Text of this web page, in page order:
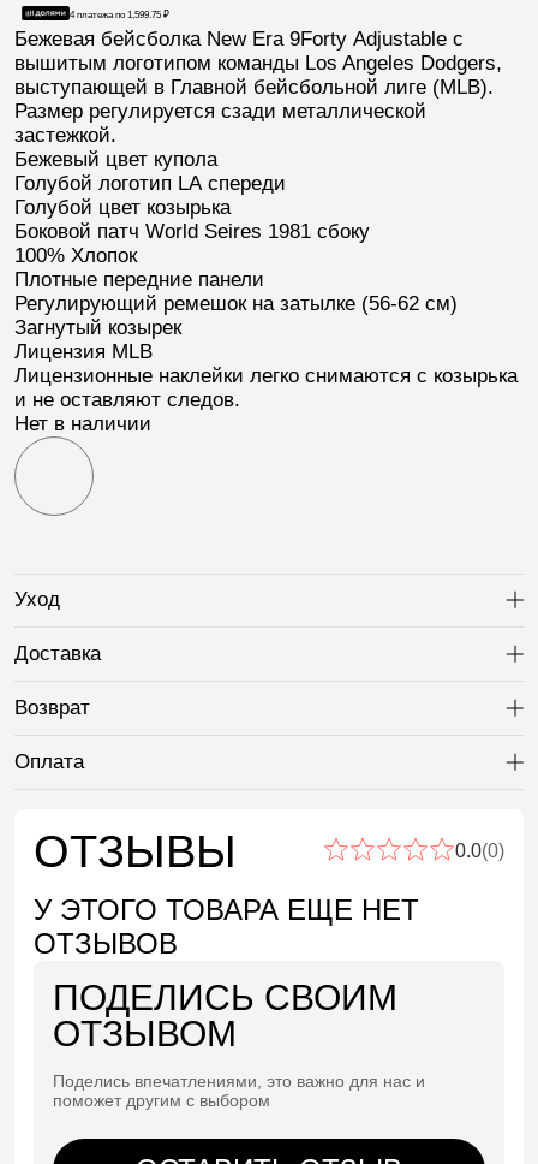
4 платежа по 1,599.75 ₽
Бежевая бейсболкаNew Era 9FortyAdjustable с
вышитым логотипом команды Los Angeles Dodgers,
выступающей в Главной бейсбольной лиге (MLB).
Размер регулируется сзади металлической
застежкой.
Бежевый цвет купола
Голубой логотип LAспереди
Голубой цвет козырька
Боковой патч World Seires 1981 сбоку
100% Хлопок
Плотные передние панели
Регулирующий ремешок на затылке (56-62 см)
Загнутый козырек
Лицензия MLB
Лицензионные наклейки легко снимаются с козырька
и не оставляют следов.
Нет в наличии
Уход
Доставка
Возврат
Оплата
ОТЗЫВЫ 0.0(0)
У ЭТОГО ТОВАРА ЕЩЕ НЕТ
ОТЗЫВОВ
ПОДЕЛИСЬ СВОИМ
ОТЗЫВОМ
Поделись впечатлениями, это важно для нас и
поможет другим с выбором